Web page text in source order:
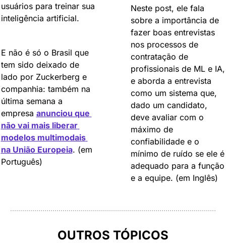
usuários para treinar sua
inteligência artificial.
E não é só o Brasil que
tem sido deixado de
lado por Zuckerberg e
companhia: também na
última semana a
empresa anunciou que
não vai mais liberar
modelos multimodais
na União Europeia. (em
Português)
Neste post, ele fala
sobre a importância de
fazer boas entrevistas
nos processos de
contratação de
profissionais de ML e IA,
e aborda a entrevista
como um sistema que,
dado um candidato,
deve avaliar com o
máximo de
confiabilidade e o
mínimo de ruído se ele é
adequado para a função
e a equipe. (em Inglês)
OUTROS TÓPICOS